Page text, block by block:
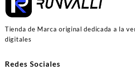
Tienda de Marca original dedicada a la
digitales
Redes Sociales